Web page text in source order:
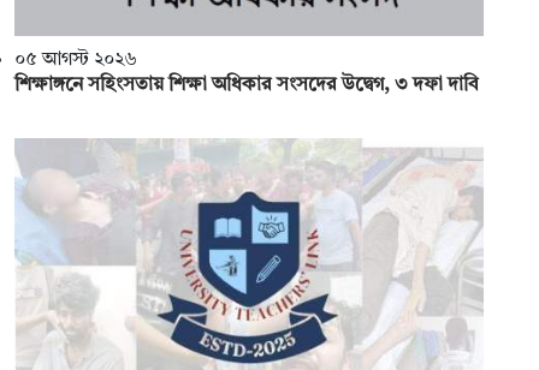
০৫ আগস্ট ২০২৬
শিক্ষাঙ্গনে সহিংসতায় শিক্ষা অধিকার সংসদের উদ্বেগ, ৩ দফা দাবি